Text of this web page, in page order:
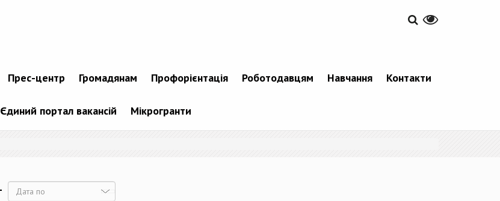
Прес-центр Громадянам Профорієнтація Роботодавцям Навчання Контакти
Єдиний портал вакансій Мікрогранти